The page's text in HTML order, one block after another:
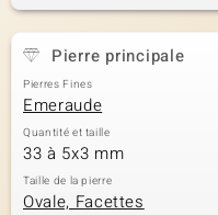
Pierre principale
Pierres Fines
Emeraude
Quantité et taille
33 à 5x3 mm
Taille de la pierre
Ovale, Facettes